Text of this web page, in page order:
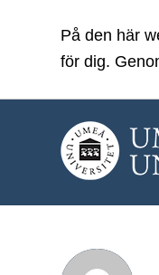
På den här
för dig.